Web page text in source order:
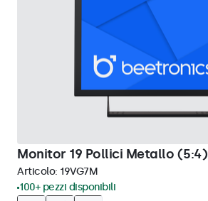
Monitor 19 Pollici Metallo (5:4)
Articolo: 19VG7M
100+ pezzi disponibili